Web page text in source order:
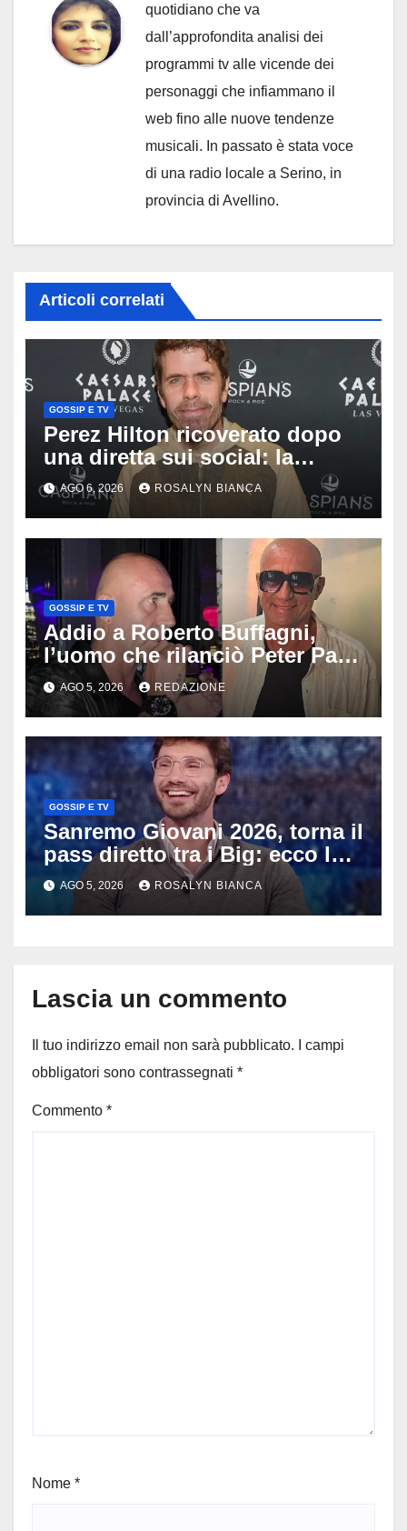
quotidiano che va
dall’approfondita analisi dei
programmi tv alle vicende dei
personaggi che infiammano il
web fino alle nuove tendenze
musicali. In passato è stata voce
di una radio locale a Serino, in
provincia di Avellino.
Articoli correlati
GOSSIP E TV
Perez Hilton ricoverato dopo
una diretta sui social: la
famiglia rompe il silenzio sulle
sue condizioni
AGO 6, 2026 ROSALYN BIANCA
GOSSIP E TV
Addio a Roberto Buffagni,
l’uomo che rilanciò Peter Pan
e Villa delle Rose: aveva 59
anni
AGO 5, 2026 REDAZIONE
GOSSIP E TV
Sanremo Giovani 2026, torna il
pass diretto tra i Big: ecco la
rivoluzione di Stefano De
Martino
AGO 5, 2026 ROSALYN BIANCA
Lascia un commento
Il tuo indirizzo email non sarà pubblicato.
I campi
obbligatori sono contrassegnati *
Commento *
Nome *